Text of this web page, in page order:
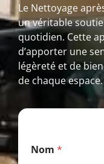
Le Nettoyage
un véritable
quotidien. Cette
d’apporter une
légèreté et de
de chaque espace.
Nom *